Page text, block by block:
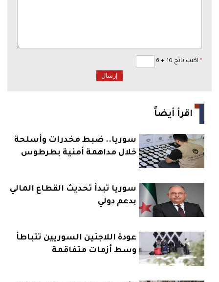
* اكتب ناتج 10 +
اقرأ أيضاً
سوريا.. ضبط مخدرات وأسلحة
خلال مداهمة أمنية بطرطوس
سوريا تبدأ تحديث القطاع المالي
بدعم دولي
عودة اللاجئين السوريين تتباطأ
وسط أزمات متفاقمة